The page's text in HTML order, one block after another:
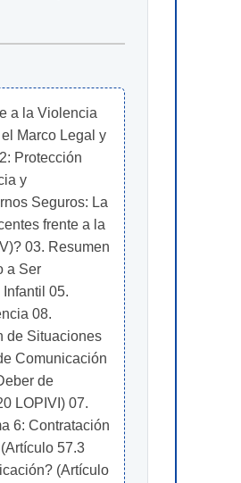
a la Violencia
Marco Legal y
Protección
y
Seguros: La
frente a la
03. Resumen
a Ser
05.
08.
de Situaciones
Comunicación
de
LOPIVI) 07.
6: Contratación
57.3
(Artículo